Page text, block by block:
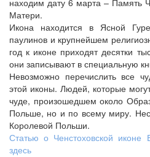
находим дату 6 марта – Память
Матери.
Икона находится в Ясной
паулинов и крупнейшем
год к иконе приходят десятки
они записывают в специальную
Невозможно перечислить все
этой иконы. Людей, которые
чуде, произошедшем около
Польше, но и по всему миру.
Королевой Польши.
Статью о Ченстоховской
здесь